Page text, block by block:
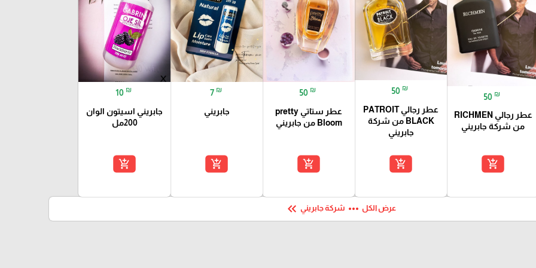
50 ₪
عطر رجالي RICHMEN
من شركة جابريني
add_shopping_cart
50 ₪
عطر رجالي PATROIT
BLACK من شركة
جابريني
add_shopping_cart
50 ₪
عطر ستاتي pretty
Bloom من جابريني
add_shopping_cart
7 ₪
جابريني
add_shopping_cart
10 ₪
جابريني اسيتون الوان
200مل
add_shopping_cart
عرض الكل more_horiz شركة جابريني keyboard_double_arrow_left